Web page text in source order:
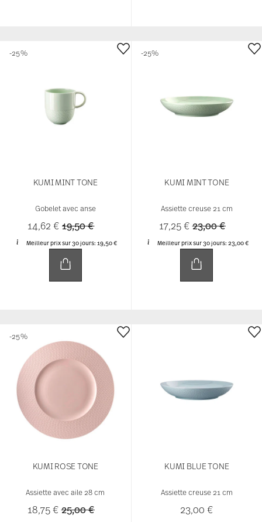
KUMI MINT TONE
Gobelet avec anse
14,62 €Price reduced from
19,50 €to
Meilleur prix sur 30 jours: 19,50 €
-25%
KUMI MINT TONE
Assiette creuse 21 cm
17,25 €Price reduced
23,00 €to
Meilleur prix sur 30 jours: 23,00 €
-25%
KUMI ROSE TONE
Assiette avec aile 28 cm
18,75 €Price reduced from
25,00 €to
-25%
KUMI BLUE TONE
Assiette creuse 21 cm
23,00 €